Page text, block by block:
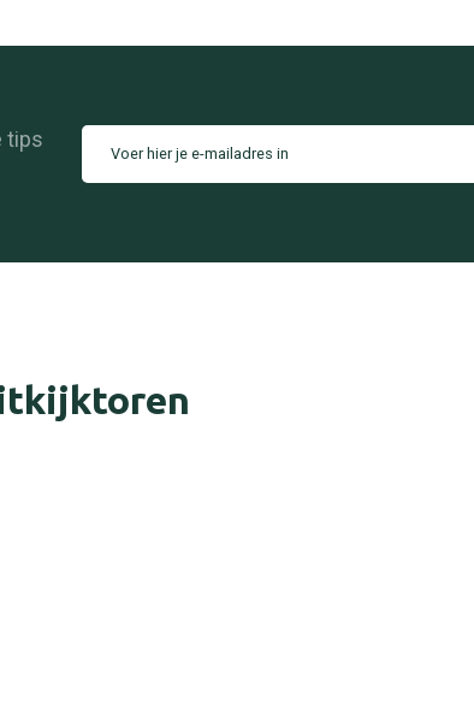
tips
Voer hier je e-mailadres in